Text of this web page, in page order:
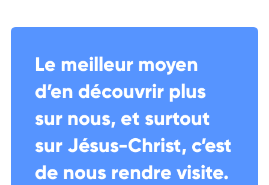
Le meilleur moyen
d’en découvrir plus
sur nous, et surtout
sur Jésus-Christ, c’est
de nous rendre visite.